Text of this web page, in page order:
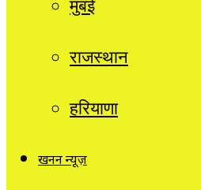
राजस्थान
हरियाणा
खनन न्यूज़